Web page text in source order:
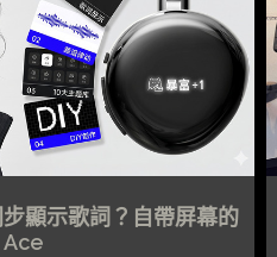
顯示歌詞？自帶屏幕的
Ace